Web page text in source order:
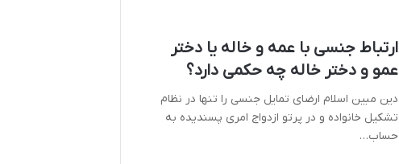
ارتباط جنسی با عمه و خاله یا دختر
عمو و دختر خاله چه حکمی دارد؟
دین مبین اسلام ارضای تمایل جنسی را تنها در نظام
تشکیل خانواده و در پرتو ازدواج امری پسندیده به
حساب…